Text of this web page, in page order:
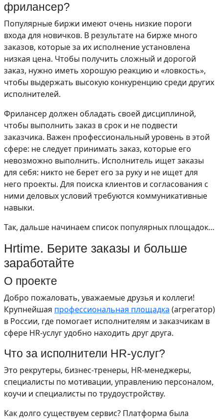
фрилансер?
Популярные биржи имеют очень низкие пороги
входа для новичков. В результате на бирже много
заказов, которые за их исполнение установлена
низкая цена. Чтобы получить сложный и дорогой
заказ, нужно иметь хорошую реакцию и «ловкость»,
чтобы выдержать высокую конкуренцию среди других
исполнителей.
Фрилансер должен обладать своей дисциплиной,
чтобы выполнить заказ в срок и не подвести
заказчика. Важен профессиональный уровень в этой
сфере: не следует принимать заказ, которые его
невозможно выполнить. Исполнитель ищет заказы
для себя: никто не берет его за руку и не ищет для
него проекты. Для поиска клиентов и согласования с
ними деловых условий требуются коммуникативные
навыки.
Так, дальше начинаем список популярных площадок…
Hrtime. Берите заказы и больше
заработайте
О проекте
Добро пожаловать, уважаемые друзья и коллеги!
Крупнейшая профессиональная площадка (агрегатор)
в России, где помогает исполнителям и заказчикам в
сфере HR-услуг удобно находить друг друга.
Что за исполнители HR-услуг?
Это рекрутеры, бизнес-тренеры, HR-менеджеры,
специалисты по мотивации, управлению персоналом,
коучи и специалисты по трудоустройству.
Как долго существуем сервис? Платформа была